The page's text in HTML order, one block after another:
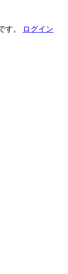
す。 ログイン